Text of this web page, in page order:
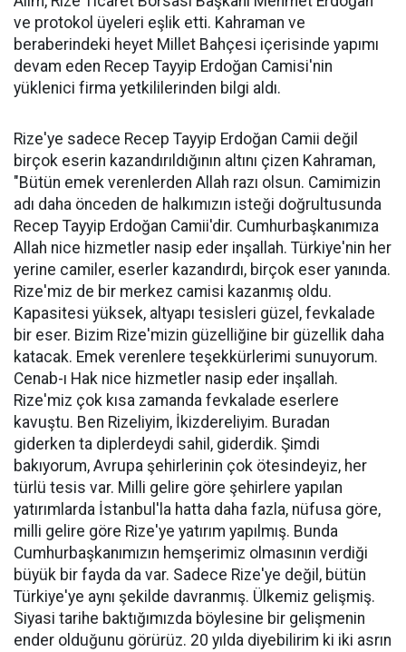
ve protokol üyeleri eşlik etti. Kahraman ve
beraberindeki heyet Millet Bahçesi içerisinde yapımı
devam eden Recep Tayyip Erdoğan Camisi'nin
yüklenici firma yetkililerinden bilgi aldı.
Rize'ye sadece Recep Tayyip Erdoğan Camii değil
birçok eserin kazandırıldığının altını çizen Kahraman,
"Bütün emek verenlerden Allah razı olsun. Camimizin
adı daha önceden de halkımızın isteği doğrultusunda
Recep Tayyip Erdoğan Camii'dir. Cumhurbaşkanımıza
Allah nice hizmetler nasip eder inşallah. Türkiye'nin her
yerine camiler, eserler kazandırdı, birçok eser yanında.
Rize'miz de bir merkez camisi kazanmış oldu.
Kapasitesi yüksek, altyapı tesisleri güzel, fevkalade
bir eser. Bizim Rize'mizin güzelliğine bir güzellik daha
katacak. Emek verenlere teşekkürlerimi sunuyorum.
Cenab-ı Hak nice hizmetler nasip eder inşallah.
Rize'miz çok kısa zamanda fevkalade eserlere
kavuştu. Ben Rizeliyim, İkizdereliyim. Buradan
giderken ta diplerdeydi sahil, giderdik. Şimdi
bakıyorum, Avrupa şehirlerinin çok ötesindeyiz, her
türlü tesis var. Milli gelire göre şehirlere yapılan
yatırımlarda İstanbul'la hatta daha fazla, nüfusa göre,
milli gelire göre Rize'ye yatırım yapılmış. Bunda
Cumhurbaşkanımızın hemşerimiz olmasının verdiği
büyük bir fayda da var. Sadece Rize'ye değil, bütün
Türkiye'ye aynı şekilde davranmış. Ülkemiz gelişmiş.
Siyasi tarihe baktığımızda böylesine bir gelişmenin
ender olduğunu görürüz. 20 yılda diyebilirim ki iki asrın